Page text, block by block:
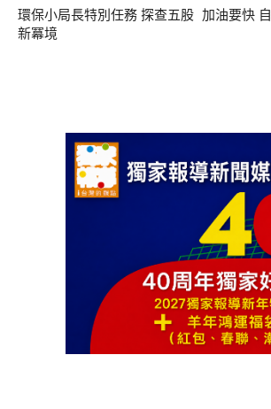
環保小局長特別任務 探查五股
新冪境
加油要快